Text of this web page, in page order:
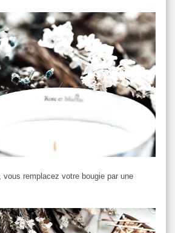
vous remplacez votre bougie par une